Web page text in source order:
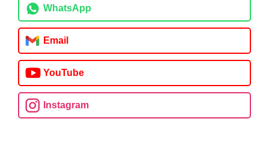
WhatsApp
Email
YouTube
Instagram